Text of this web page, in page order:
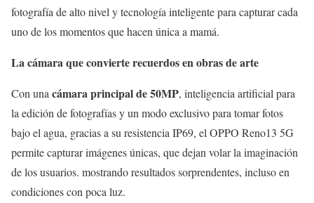
fotografía de alto nivel y tecnología inteligente para capturar cada
uno de los momentos que hacen única a mamá.
La cámara que convierte recuerdos en obras de arte
Con una cámara principal de 50MP, inteligencia artificial para
la edición de fotografías y un modo exclusivo para tomar fotos
bajo el agua, gracias a su resistencia IP69, el OPPO Reno13 5G
permite capturar imágenes únicas, que dejan volar la imaginación
de los usuarios. mostrando resultados sorprendentes, incluso en
condiciones con poca luz.